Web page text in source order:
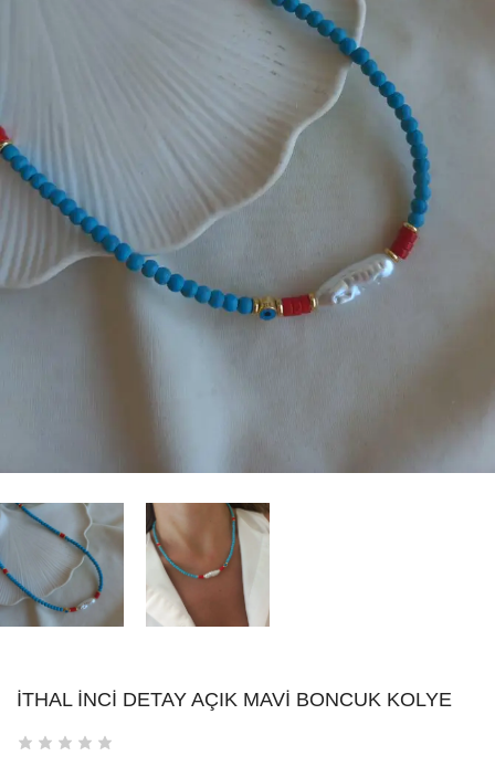
İTHAL İNCI DETAY AÇIK MAVI BONCUK KOLYE